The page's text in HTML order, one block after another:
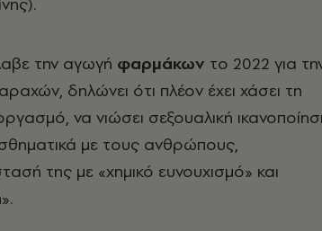
την αγωγή φαρμάκων το 2022 για
δηλώνει ότι πλέον έχει χάσει τη
να νιώσει σεξουαλική
με τους ανθρώπους,
της με «χημικό ευνουχισμό» και